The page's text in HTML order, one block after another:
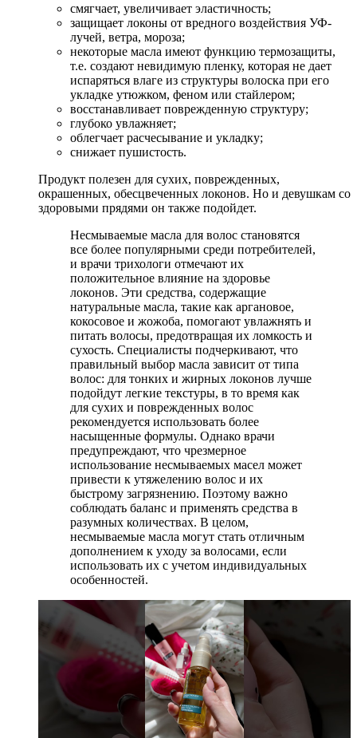
смягчает, увеличивает эластичность;
защищает локоны от вредного воздействия УФ-
лучей, ветра, мороза;
некоторые масла имеют функцию термозащиты,
т.е. создают невидимую пленку, которая не дает
испаряться влаге из структуры волоска при его
укладке утюжком, феном или стайлером;
восстанавливает поврежденную структуру;
глубоко увлажняет;
облегчает расчесывание и укладку;
снижает пушистость.
Продукт полезен для сухих, поврежденных,
окрашенных, обесцвеченных локонов. Но и девушкам со
здоровыми прядями он также подойдет.
Несмываемые масла для волос становятся
все более популярными среди потребителей,
и врачи трихологи отмечают их
положительное влияние на здоровье
локонов. Эти средства, содержащие
натуральные масла, такие как аргановое,
кокосовое и жожоба, помогают увлажнять и
питать волосы, предотвращая их ломкость и
сухость. Специалисты подчеркивают, что
правильный выбор масла зависит от типа
волос: для тонких и жирных локонов лучше
подойдут легкие текстуры, в то время как
для сухих и поврежденных волос
рекомендуется использовать более
насыщенные формулы. Однако врачи
предупреждают, что чрезмерное
использование несмываемых масел может
привести к утяжелению волос и их
быстрому загрязнению. Поэтому важно
соблюдать баланс и применять средства в
разумных количествах. В целом,
несмываемые масла могут стать отличным
дополнением к уходу за волосами, если
использовать их с учетом индивидуальных
особенностей.